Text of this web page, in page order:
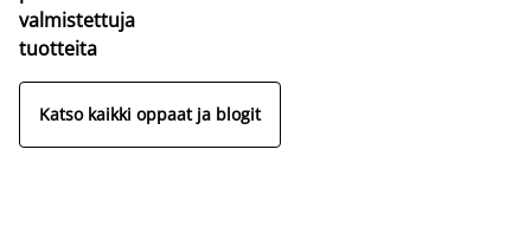
valmistettuja
tuotteita
Katso kaikki oppaat ja blogit